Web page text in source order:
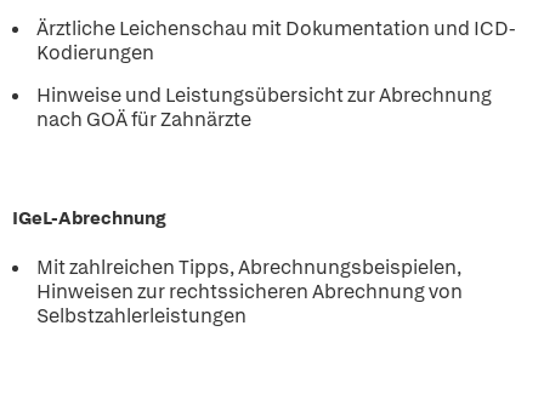
Ärztliche Leichenschau mit Dokumentation und ICD-
Kodierungen
Hinweise und Leistungsübersicht zur Abrechnung
nach GOÄ für Zahnärzte
IGeL-Abrechnung
Mit zahlreichen Tipps, Abrechnungsbeispielen,
Hinweisen zur rechtssicheren Abrechnung von
Selbstzahlerleistungen